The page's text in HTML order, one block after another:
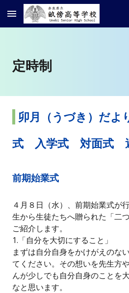
Skip to main content
定時制
卯月 （うづき ）だ
式 入学式 対面式
前期始業式
４月８日（水）、前期始業式が
生から生徒たちへ贈られた「二
ご紹介します。
1.「自分を大切にすること」
まずは自分自身をかけがえのな
てください。その想いを先生方
んが少しでも自分自身のことを
なと思います。